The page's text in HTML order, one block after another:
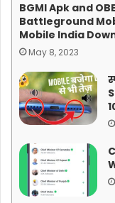
BGMI Apk and
Battleground
Mobile India
May 8, 2023